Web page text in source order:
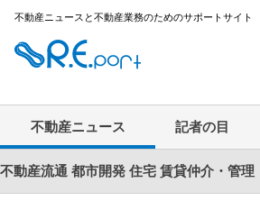
不動産ニュースと不動産業務のためのサポートサイト
不動産ニュース 記者の目
不動産流通 都市開発 住宅 賃貸仲介・管理